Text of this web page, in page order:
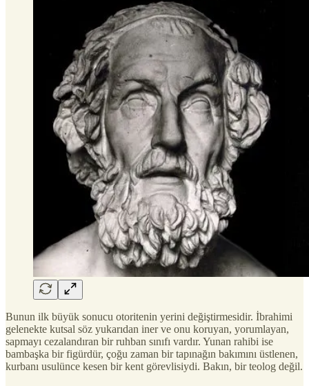
Bunun ilk büyük sonucu otoritenin yerini değiştirmesidir. İbrahimi
gelenekte kutsal söz yukarıdan iner ve onu koruyan, yorumlayan,
sapmayı cezalandıran bir ruhban sınıfı vardır. Yunan rahibi ise
bambaşka bir figürdür, çoğu zaman bir tapınağın bakımını üstlenen,
kurbanı usulünce kesen bir kent görevlisiydi. Bakın, bir teolog değil.